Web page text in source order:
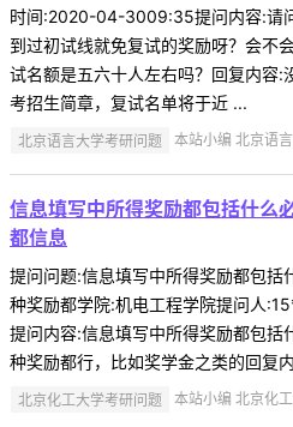
时间:2020-04-3009:35提问内容:请
到过初试线就免复试的奖励呀？会不
试名额是五六十人左右吗？回复内容:
考招生简章，复试名单将于近 ...
北京语言大学考研问题 本站小编 北京语
信息填写中所得奖励都包括什么
都信息
提问问题:信息填写中所得奖励都包括
种奖励都学院:机电工程学院提问人
提问内容:信息填写中所得奖励都包括
种奖励都行，比如奖学金之类的回复
北京化工大学考研问题 本站小编 北京化